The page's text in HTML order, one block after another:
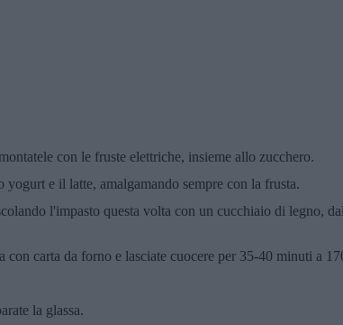
con le fruste elettriche, insieme allo zucchero.
e il latte, amalgamando sempre con la frusta.
l'impasto questa volta con un cucchiaio di legno, dal
carta da forno e lasciate cuocere per 35-40 minuti a
la glassa.